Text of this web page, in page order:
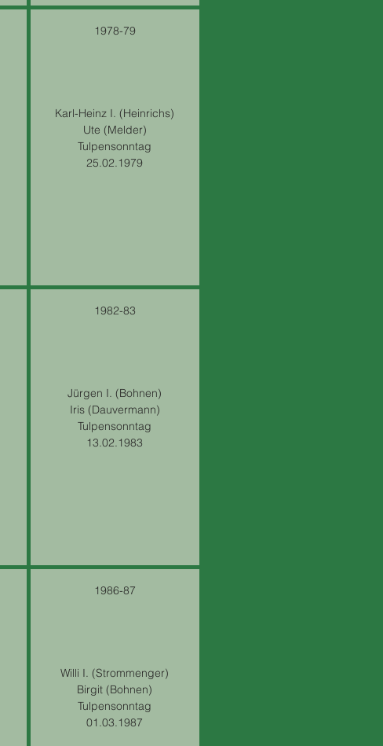
1978-79
Karl-Heinz I. (Heinrichs)
Ute (Melder)
Tulpensonntag
25.02.1979
1982-83
Jürgen I. (Bohnen)
Iris (Dauvermann)
Tulpensonntag
13.02.1983
1986-87
Willi I. (Strommenger)
Birgit (Bohnen)
Tulpensonntag
01.03.1987